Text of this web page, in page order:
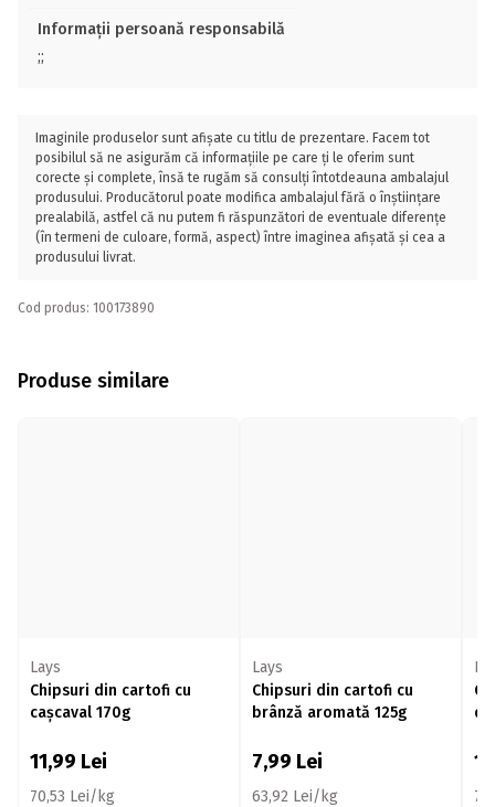
Informații persoană responsabilă
;;
Imaginile produselor sunt afișate cu titlu de prezentare. Facem tot
posibilul să ne asigurăm că informațiile pe care ți le oferim sunt
corecte și complete, însă te rugăm să consulți întotdeauna ambalajul
produsului. Producătorul poate modifica ambalajul fără o înștiințare
prealabilă, astfel că nu putem fi răspunzători de eventuale diferențe
(în termeni de culoare, formă, aspect) între imaginea afișată și cea a
produsului livrat.
Cod produs: 100173890
Produse similare
Lays
Chipsuri din cartofi cu
cașcaval 170g
11,99 Lei
70,53 Lei/kg
Lays
Chipsuri din cartofi cu
brânză aromată 125g
7,99 Lei
63,92 Lei/kg